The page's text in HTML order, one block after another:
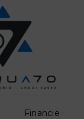
Financie